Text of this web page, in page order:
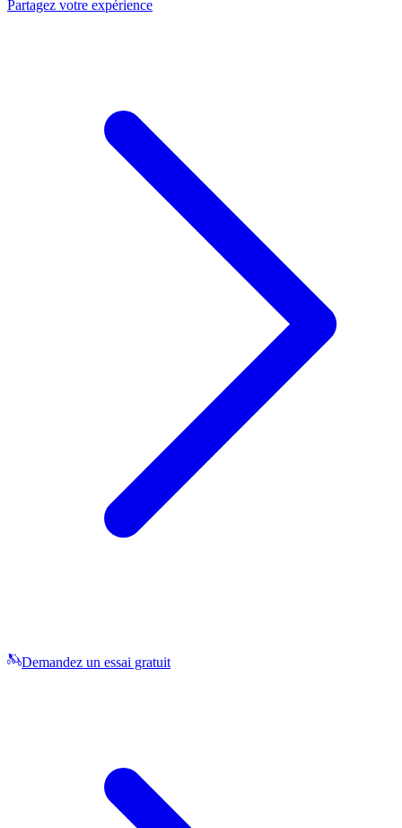
Partagez votre expérience
Demandez un essai gratuit